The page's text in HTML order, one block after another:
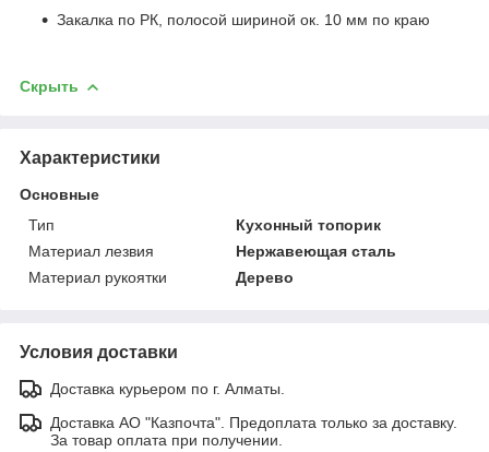
Закалка по РК, полосой шириной ок. 10 мм по краю
Скрыть
Характеристики
Основные
Тип
Кухонный топорик
Материал лезвия
Нержавеющая сталь
Материал рукоятки
Дерево
Условия доставки
Доставка курьером по г. Алматы.
Доставка АО "Казпочта". Предоплата только за доставку.
За товар оплата при получении.